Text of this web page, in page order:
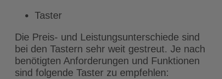
Taster
Die Preis- und Leistungsunterschiede sind
bei den Tastern sehr weit gestreut. Je nach
benötigten Anforderungen und Funktionen
sind folgende Taster zu empfehlen: